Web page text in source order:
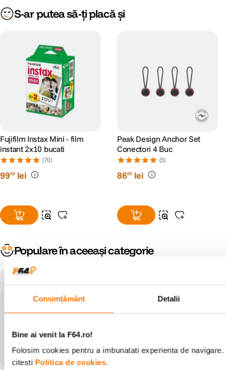
Consimțământ Detalii
Bine ai venit la F64.ro!
Folosim cookies pentru a imbunatati experienta de
citesti Politica de cookies.
S-ar putea să-ți placă și
Fujifilm Instax Mini - film
instant 2x10 bucati
(70)
9900 lei
Peak Design Anchor Set
Conectori 4 Buc
(5)
8600 lei
Populare în aceeași categorie